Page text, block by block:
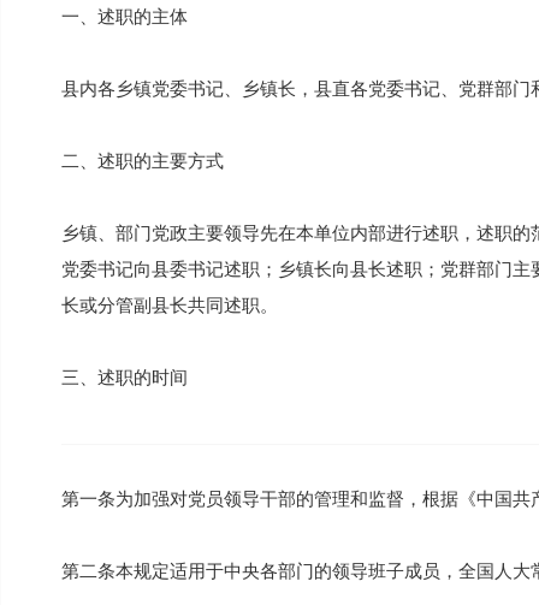
一、述职的主体
县内各乡镇党委书记、乡镇长，县直各党委书记、党群部
二、述职的主要方式
乡镇、部门党政主要领导先在本单位内部进行述职，述职
党委书记向县委书记述职；乡镇长向县长述职；党群部门
长或分管副县长共同述职。
三、述职的时间
第一条为加强对党员领导干部的管理和监督，根据《中国
第二条本规定适用于中央各部门的领导班子成员，全国人